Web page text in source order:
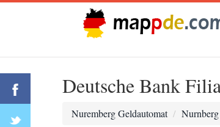
Deutsche Bank
Nuremberg Geldautomat